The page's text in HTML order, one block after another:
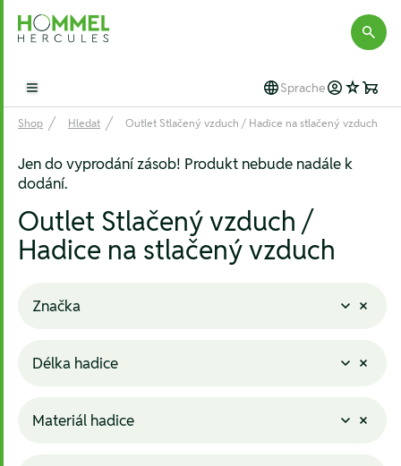
Hommel Hercules
Open main menu Sprache
Shop Hledat Outlet Stlačený vzduch / Hadice na stlačený vzduch
Jen do vyprodání zásob! Produkt nebude nadále k
dodání.
Outlet Stlačený vzduch /
Hadice na stlačený vzduch
Značka
Délka hadice
Materiál hadice